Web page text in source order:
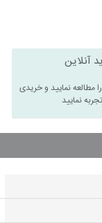
آنلاین
مطالعه نمایید و خریدی
نمایید